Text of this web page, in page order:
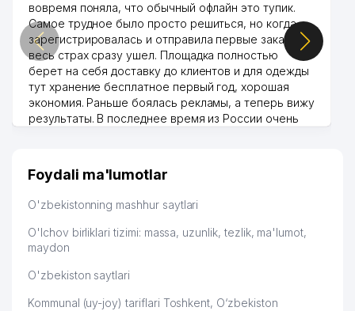
вовремя поняла, что обычный офлайн это тупик.
Самое трудное было просто решиться, но когда
зарегистрировалась и отправила первые заказы,
весь страх сразу ушел. Площадка полностью
берет на себя доставку до клиентов и для одежды
тут хранение бесплатное первый год, хорошая
экономия. Раньше боялась рекламы, а теперь вижу
результаты. В последнее время из России очень
дальше развиваюсь потихоньку😊
Hamida 03.08.2026 12:45:39
Foydali ma'lumotlar
O'zbekistonning mashhur saytlari
O'lchov birliklari tizimi: massa, uzunlik, tezlik, ma'lumot,
maydon
O'zbekiston saytlari
Kommunal (uy-joy) tariflari Toshkent, O‘zbekiston